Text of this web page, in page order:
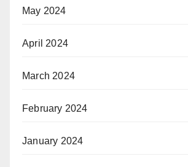
May 2024
April 2024
March 2024
February 2024
January 2024